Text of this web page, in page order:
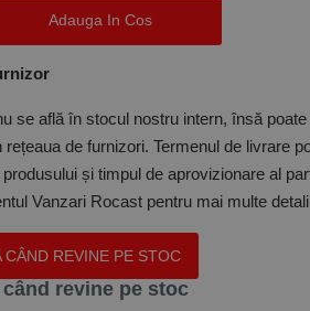
Adauga In Cos
se află în stocul nostru intern, însă
rețeaua de furnizori. Termenul de livrare
și timpul de aprovizionare al
Vanzari Rocast pentru mai multe
CÂND REVINE PE STOC
revine pe stoc